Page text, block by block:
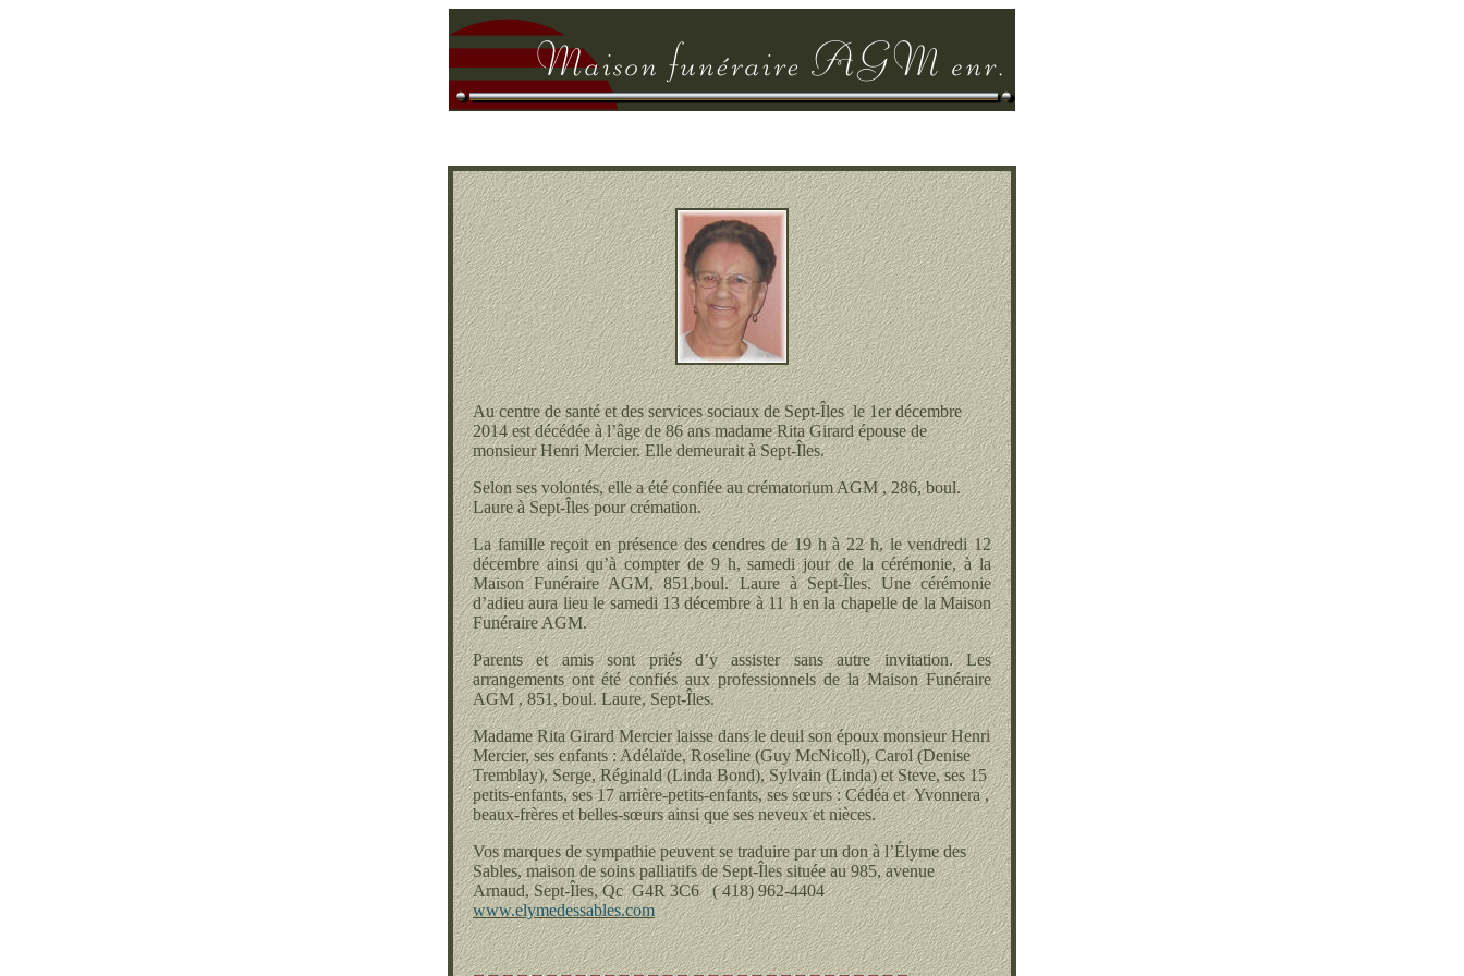
Au centre de santé et des services sociaux de Sept-Îles le 1er décembre
2014 est décédée à l’âge de 86 ans madame Rita Girard épouse de
monsieur Henri Mercier. Elle demeurait à Sept-Îles.
Selon ses volontés, elle a été confiée au crématorium AGM , 286, boul.
Laure à Sept-Îles pour crémation.
La famille reçoit en présence des cendres de 19 h à 22 h, le vendredi 12
décembre ainsi qu’à compter de 9 h, samedi jour de la cérémonie, à la
Maison Funéraire AGM, 851,boul. Laure à Sept-Îles. Une cérémonie
d’adieu aura lieu le samedi 13 décembre à 11 h en la chapelle de la Maison
Funéraire AGM.
Parents et amis sont priés d’y assister sans autre invitation. Les
arrangements ont été confiés aux professionnels de la Maison Funéraire
AGM , 851, boul. Laure, Sept-Îles.
Madame Rita Girard Mercier laisse dans le deuil son époux monsieur Henri
Mercier, ses enfants : Adélaïde, Roseline (Guy McNicoll), Carol (Denise
Tremblay), Serge, Réginald (Linda Bond), Sylvain (Linda) et Steve, ses 15
petits-enfants, ses 17 arrière-petits-enfants, ses sœurs : Cédéa et Yvonnera ,
beaux-frères et belles-sœurs ainsi que ses neveux et nièces.
Vos marques de sympathie peuvent se traduire par un don à l’Élyme des
Sables, maison de soins palliatifs de Sept-Îles située au 985, avenue
Arnaud, Sept-Îles, Qc G4R 3C6 ( 418) 962-4404
www.elymedessables.com